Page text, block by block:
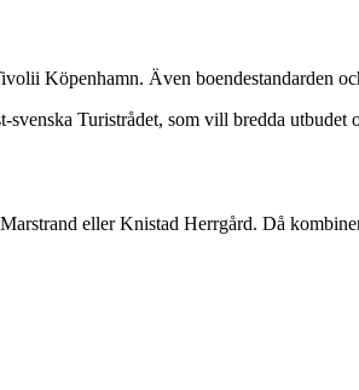
Köpenhamn. Även boendestandarden
Turistrådet, som vill bredda
eller Knistad Herrgård. Då